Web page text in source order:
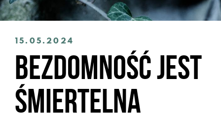
15.05.2024
Bezdomność jest
śmiertelna